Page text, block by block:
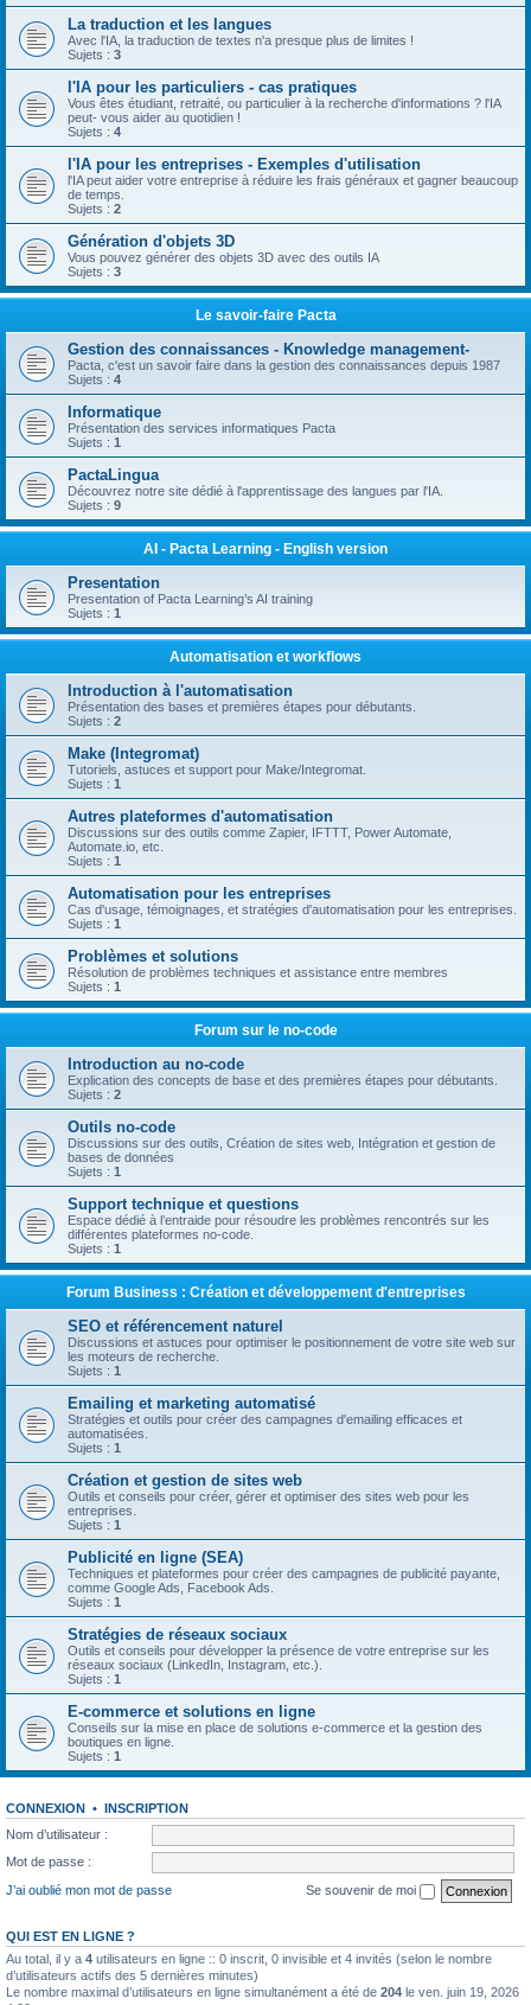
La traduction et les langues
Avec l'IA, la traduction de textes n'a presque plus de limites !
Sujets : 3
l'IA pour les particuliers - cas pratiques
Vous êtes étudiant, retraité, ou particulier à la recherche d'informations ? l'IA
peut- vous aider au quotidien !
Sujets : 4
l'IA pour les entreprises - Exemples d'utilisation
l'IA peut aider votre entreprise à réduire les frais généraux et gagner beaucoup
de temps.
Sujets : 2
Génération d'objets 3D
Vous pouvez générer des objets 3D avec des outils IA
Sujets : 3
Le savoir-faire Pacta
Gestion des connaissances - Knowledge management-
Pacta, c'est un savoir faire dans la gestion des connaissances depuis 1987
Sujets : 4
Informatique
Présentation des services informatiques Pacta
Sujets : 1
PactaLingua
Découvrez notre site dédié à l'apprentissage des langues par l'IA.
Sujets : 9
AI - Pacta Learning - English version
Presentation
Presentation of Pacta Learning’s AI training
Sujets : 1
Automatisation et workflows
Introduction à l'automatisation
Présentation des bases et premières étapes pour débutants.
Sujets : 2
Make (Integromat)
Tutoriels, astuces et support pour Make/Integromat.
Sujets : 1
Autres plateformes d'automatisation
Discussions sur des outils comme Zapier, IFTTT, Power Automate,
Automate.io, etc.
Sujets : 1
Automatisation pour les entreprises
Cas d'usage, témoignages, et stratégies d'automatisation pour les entreprises.
Sujets : 1
Problèmes et solutions
Résolution de problèmes techniques et assistance entre membres
Sujets : 1
Forum sur le no-code
Introduction au no-code
Explication des concepts de base et des premières étapes pour débutants.
Sujets : 2
Outils no-code
Discussions sur des outils, Création de sites web, Intégration et gestion de
bases de données
Sujets : 1
Support technique et questions
Espace dédié à l’entraide pour résoudre les problèmes rencontrés sur les
différentes plateformes no-code.
Sujets : 1
Forum Business : Création et développement d'entreprises
SEO et référencement naturel
Discussions et astuces pour optimiser le positionnement de votre site web sur
les moteurs de recherche.
Sujets : 1
Emailing et marketing automatisé
Stratégies et outils pour créer des campagnes d'emailing efficaces et
automatisées.
Sujets : 1
Création et gestion de sites web
Outils et conseils pour créer, gérer et optimiser des sites web pour les
entreprises.
Sujets : 1
Publicité en ligne (SEA)
Techniques et plateformes pour créer des campagnes de publicité payante,
comme Google Ads, Facebook Ads.
Sujets : 1
Stratégies de réseaux sociaux
Outils et conseils pour développer la présence de votre entreprise sur les
réseaux sociaux (LinkedIn, Instagram, etc.).
Sujets : 1
E-commerce et solutions en ligne
Conseils sur la mise en place de solutions e-commerce et la gestion des
boutiques en ligne.
Sujets : 1
CONNEXION • INSCRIPTION
Nom d’utilisateur :
Mot de passe :
J’ai oublié mon mot de passe
Se souvenir de moi
QUI EST EN LIGNE ?
Au total, il y a 4 utilisateurs en ligne :: 0 inscrit, 0 invisible et 4 invités (selon le nombre
d’utilisateurs actifs des 5 dernières minutes)
Le nombre maximal d’utilisateurs en ligne simultanément a été de 204 le ven. juin 19, 2026